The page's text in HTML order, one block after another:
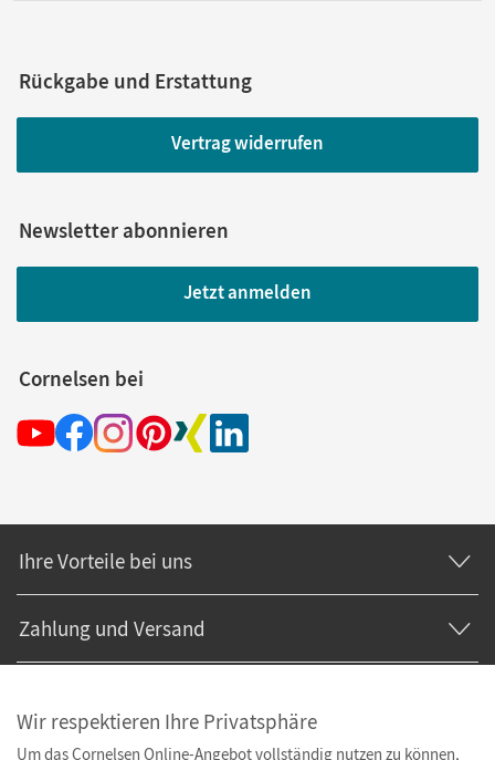
Rückgabe und Erstattung
Vertrag widerrufen
Newsletter abonnieren
Jetzt anmelden
Cornelsen bei
Ihre Vorteile bei uns
Zahlung und Versand
Wir respektieren Ihre Privatsphäre
Um das Cornelsen Online-Angebot vollständig nutzen zu können,